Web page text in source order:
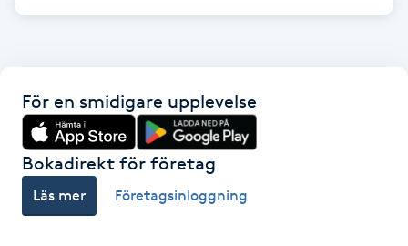
Klippning & Slingor
Koppningsmassage
Kosmetisk tatuering
För en smidigare upplevelse
Bokadirekt för företag
Läs mer Företagsinloggning